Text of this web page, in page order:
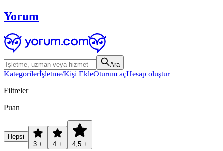
Yorum
Ara
Kategorilerİşletme/Kişi EkleOturum açHesap oluştur
Filtreler
Puan
Hepsi
3 +
4 + 4,5 +